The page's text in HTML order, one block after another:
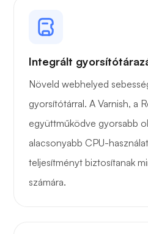
Csoda
Integrált
Növeld webhelyed
gyorsítótárral. A Varnish, a
együttműködve gyorsabb
alacsonyabb CPU-
teljesítményt biztosítanak
számára.